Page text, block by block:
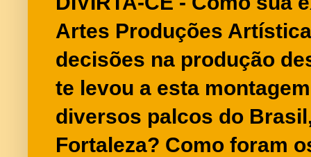
Artes Produções
decisões na produção
te levou a esta
diversos palcos do
Fortaleza? Como foram